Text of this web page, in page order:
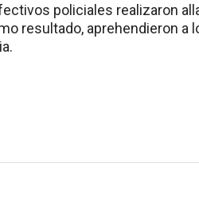
policiales realizaron
resultado, aprehendieron a